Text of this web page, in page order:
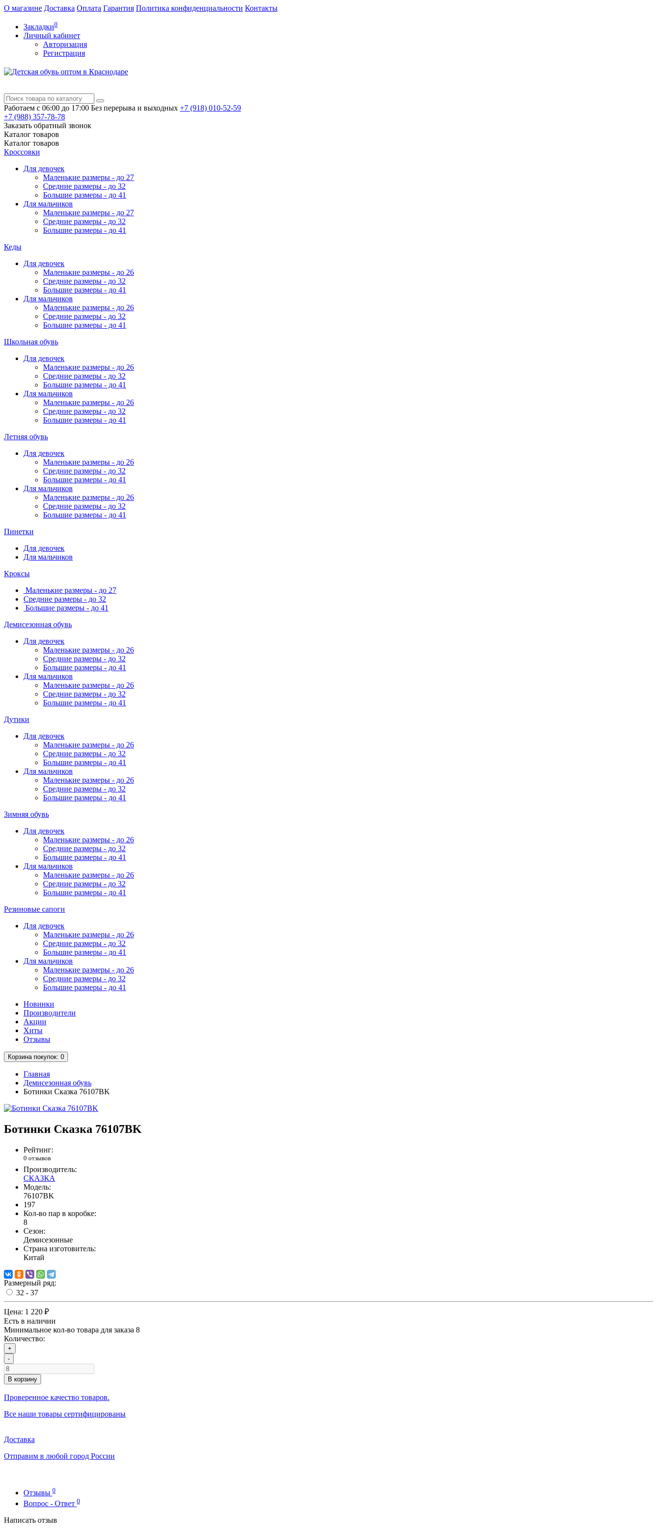
О магазине Доставка Оплата Гарантия Политика конфиденциальности Контакты
Закладки0
Личный кабинет
Авторизация
Регистрация
Работаем с 06:00 до 17:00 Без перерыва и выходных +7 (918) 010-52-59
+7 (988) 357-78-78
Заказать обратный звонок
Каталог товаров
Каталог товаров
Кроссовки
Для девочек
Маленькие размеры - до 27
Средние размеры - до 32
Большие размеры - до 41
Для мальчиков
Маленькие размеры - до 27
Средние размеры - до 32
Большие размеры - до 41
Кеды
Для девочек
Маленькие размеры - до 26
Средние размеры - до 32
Большие размеры - до 41
Для мальчиков
Маленькие размеры - до 26
Средние размеры - до 32
Большие размеры - до 41
Школьная обувь
Для девочек
Маленькие размеры - до 26
Средние размеры - до 32
Большие размеры - до 41
Для мальчиков
Маленькие размеры - до 26
Средние размеры - до 32
Большие размеры - до 41
Летняя обувь
Для девочек
Маленькие размеры - до 26
Средние размеры - до 32
Большие размеры - до 41
Для мальчиков
Маленькие размеры - до 26
Средние размеры - до 32
Большие размеры - до 41
Пинетки
Для девочек
Для мальчиков
Кроксы
Маленькие размеры - до 27
Средние размеры - до 32
Большие размеры - до 41
Демисезонная обувь
Для девочек
Маленькие размеры - до 26
Средние размеры - до 32
Большие размеры - до 41
Для мальчиков
Маленькие размеры - до 26
Средние размеры - до 32
Большие размеры - до 41
Дутики
Для девочек
Маленькие размеры - до 26
Средние размеры - до 32
Большие размеры - до 41
Для мальчиков
Маленькие размеры - до 26
Средние размеры - до 32
Большие размеры - до 41
Зимняя обувь
Для девочек
Маленькие размеры - до 26
Средние размеры - до 32
Большие размеры - до 41
Для мальчиков
Маленькие размеры - до 26
Средние размеры - до 32
Большие размеры - до 41
Резиновые сапоги
Для девочек
Маленькие размеры - до 26
Средние размеры - до 32
Большие размеры - до 41
Для мальчиков
Маленькие размеры - до 26
Средние размеры - до 32
Большие размеры - до 41
Новинки
Производители
Акции
Хиты
Отзывы
Корзинапокупок: 0
Главная
Демисезонная обувь
Ботинки Сказка 76107BK
Ботинки Сказка 76107BK
Рейтинг:
0 отзывов
Производитель:
СКАЗКА
Модель:
76107BK
197
Кол-во пар в коробке:
8
Сезон:
Демисезонные
Страна изготовитель:
Китай
Размерный ряд:
32 - 37
Цена: 1 220 ₽
Есть в наличии
Минимальное кол-во товара для заказа 8
Количество:
+
-
В корзину
Проверенное качество товаров.
Все наши товары сертифицированы
Доставка
Отправим в любой город России
Отзывы 0
Вопрос - Ответ 0
Написать отзыв